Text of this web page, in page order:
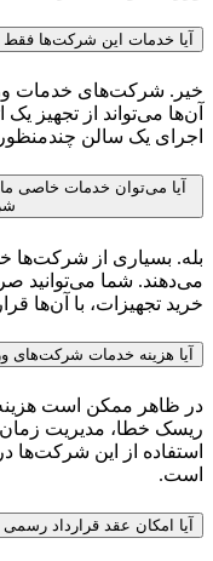
آیا خدمات این شرکت‌ها
خیر. شرکت‌های خدمات
آن‌ها می‌تواند از تجهیز
اجرای یک سالن
آیا می‌توان خدمات خاصی
بله. بسیاری از شرکت‌ها
می‌دهند. شما می‌توانید
خرید تجهیزات، با آن‌ها
آیا هزینه خدمات شرکت‌های
در ظاهر ممکن است هزینه
ریسک خطا، مدیریت
استفاده از این شرکت‌ها
است.
آیا امکان عقد قرارداد